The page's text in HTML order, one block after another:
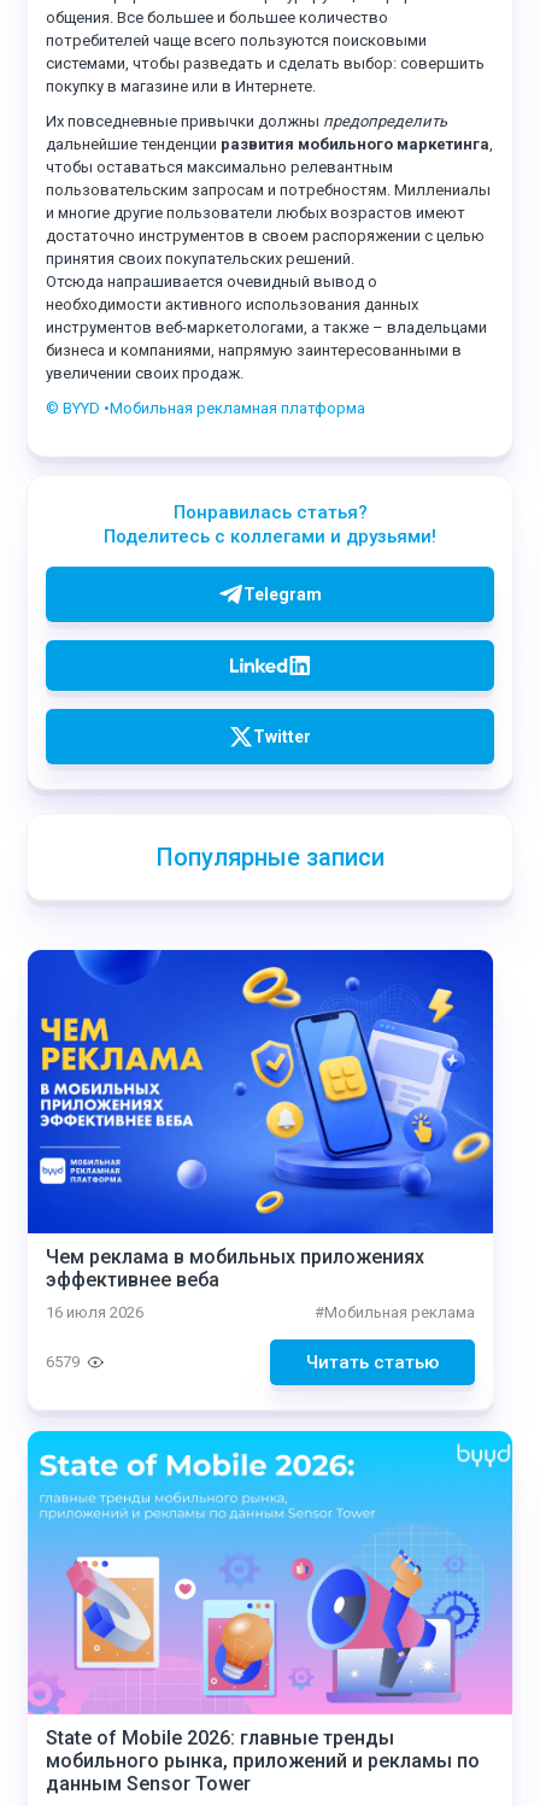
общения. Все большее и большее количество
потребителей чаще всего пользуются поисковыми
системами, чтобы разведать и сделать выбор: совершить
покупку в магазине или в Интернете.
Их повседневные привычки должны предопределить
дальнейшие тенденции развития мобильного маркетинга,
чтобы оставаться максимально релевантным
пользовательским запросам и потребностям. Миллениалы
и многие другие пользователи любых возрастов имеют
достаточно инструментов в своем распоряжении с целью
принятия своих покупательских решений.
Отсюда напрашивается очевидный вывод о
необходимости активного использования данных
инструментов веб-маркетологами, а также – владельцами
бизнеса и компаниями, напрямую заинтересованными в
увеличении своих продаж.
© BYYD •Мобильная рекламная платформа
Понравилась статья?
Поделитесь с коллегами и друзьями!
Telegram
Twitter
Популярные записи
Чем реклама в мобильных приложениях
эффективнее веба
16 июля 2026 #Мобильная реклама
Читать статью
6579
State of Mobile 2026: главные тренды
мобильного рынка, приложений и рекламы по
данным Sensor Tower